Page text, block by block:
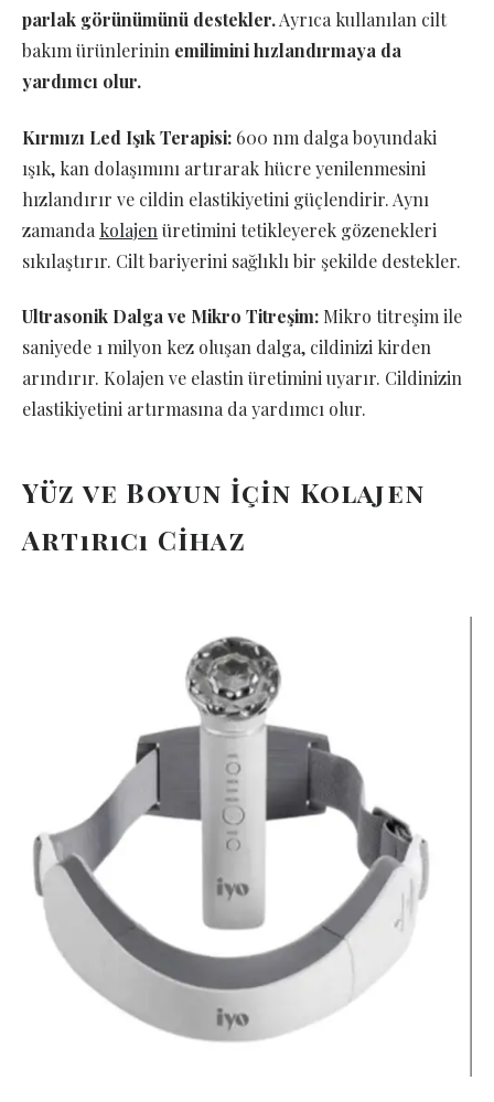
parlak görünümünü destekler.Ayrıca kullanılan cilt
bakım ürünlerinin emilimini hızlandırmaya da
yardımcı olur.
Kırmızı Led Işık Terapisi: 600 nm dalga boyundaki
ışık, kan dolaşımını artırarak hücre yenilenmesini
hızlandırır ve cildin elastikiyetini güçlendirir. Aynı
zamanda kolajen üretimini tetikleyerek gözenekleri
sıkılaştırır. Cilt bariyerini sağlıklı bir şekilde destekler.
Ultrasonik Dalga ve Mikro Titreşim: Mikro titreşim ile
saniyede 1 milyon kez oluşan dalga, cildinizi kirden
arındırır. Kolajen ve elastin üretimini uyarır. Cildinizin
elastikiyetini artırmasına da yardımcı olur.
Yüz ve Boyun İçin Kolajen
Artırıcı Cihaz